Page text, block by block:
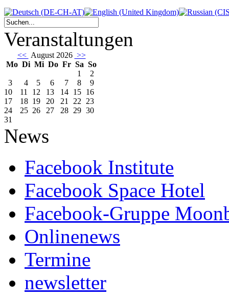
Veranstaltungen
<< August 2026 >>
Mo Di Mi Do Fr Sa So
1
2
3
4 5 6 7 8
9
10
11 12 13 14 15 16
17
18 19 20 21 22 23
24
25 26 27 28 29 30
31
News
Facebook Institute
Facebook Space Hotel
Facebook-Gruppe
Onlinenews
Termine
newsletter